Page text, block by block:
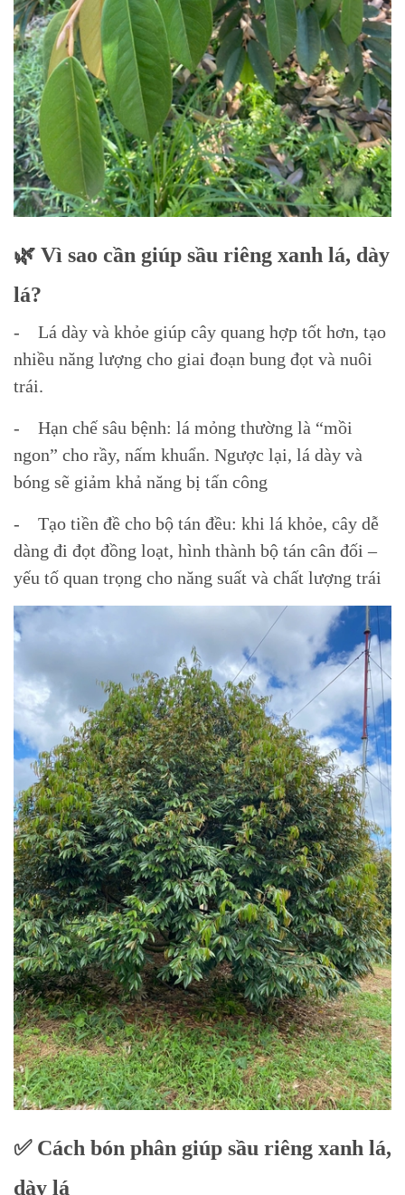
🌿 Vì sao cần giúp sầu riêng xanh lá, dày
lá?
- Lá dày và khỏe giúp cây quang hợp tốt hơn, tạo
nhiều năng lượng cho giai đoạn bung đọt và nuôi
trái.
- Hạn chế sâu bệnh: lá mỏng thường là “mồi
ngon” cho rầy, nấm khuẩn. Ngược lại, lá dày và
bóng sẽ giảm khả năng bị tấn công
- Tạo tiền đề cho bộ tán đều: khi lá khỏe, cây dễ
dàng đi đọt đồng loạt, hình thành bộ tán cân đối –
yếu tố quan trọng cho năng suất và chất lượng trái
✅ Cách bón phân giúp sầu riêng xanh lá,
dày lá